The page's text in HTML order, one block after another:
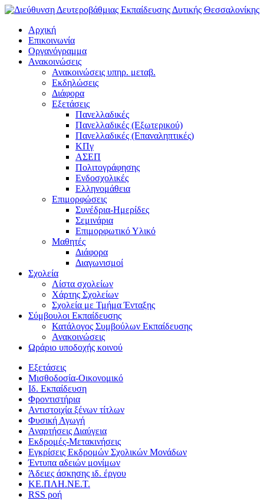
Αρχική
Επικοινωνία
Οργανόγραμμα
Ανακοινώσεις
Ανακοινώσεις υπηρ. μεταβ.
Εκδηλώσεις
Διάφορα
Εξετάσεις
Πανελλαδικές
Πανελλαδικές (Εξωτερικού)
Πανελλαδικές (Επαναληπτικές)
ΚΠγ
ΑΣΕΠ
Πολιτογράφησης
Ενδοσχολικές
Ελληνομάθεια
Επιμορφώσεις
Συνέδρια-Ημερίδες
Σεμινάρια
Επιμορφωτικό Υλικό
Μαθητές
Διάφορα
Διαγωνισμοί
Σχολεία
Λίστα σχολείων
Χάρτης Σχολείων
Σχολεία με Τμήμα Ένταξης
Σύμβουλοι Εκπαίδευσης
Κατάλογος Συμβούλων Εκπαίδευσης
Ανακοινώσεις
Ωράριο υποδοχής κοινού
Εξετάσεις
Μισθοδοσία-Οικονομικό
Ιδ. Εκπαίδευση
Φροντιστήρια
Αντιστοιχία ξένων τίτλων
Φυσική Αγωγή
Αναρτήσεις Διαύγεια
Εκδρομές-Μετακινήσεις
Εγκρίσεις Εκδρομών Σχολικών Μονάδων
Έντυπα αδειών μονίμων
Άδειες άσκησης ιδ. έργου
ΚΕ.ΠΛΗ.ΝΕ.Τ.
RSS ροή